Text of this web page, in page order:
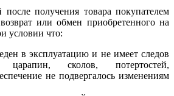
получения товара покупателем
или обмен приобретенного на
условии что:
в эксплуатацию и не имеет следов
царапин, сколов, потертостей,
не подвергалось изменениям